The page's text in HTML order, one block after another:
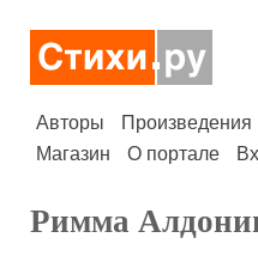
Авторы Произведения
Магазин
О портале
Римма